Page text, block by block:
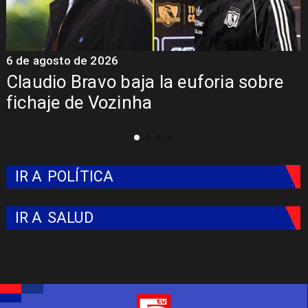
Presentación de Vozinha en Colo
Colo: Fecha, Estadio y Contrato
5 de agosto de 2026
IR A POLÍTICA
IR A SALUD